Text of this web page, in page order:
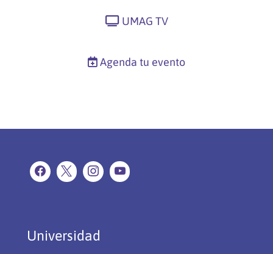
UMAG TV
Agenda tu evento
Universidad